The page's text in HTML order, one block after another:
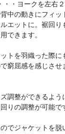
・・ヨークを左右
中の動きにフィ
エットに。裾回
できます。
トを羽織った際
窮屈感を感じさ
調整ができるよ
りの調整が可能で
でジャケットを